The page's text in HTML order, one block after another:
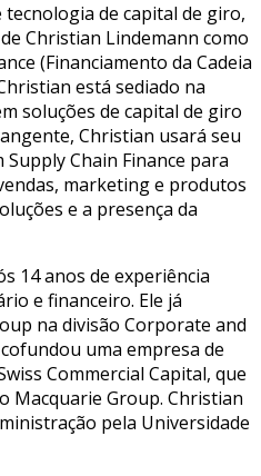
tecnologia de capital de giro,
Christian Lindemann como
(Financiamento da Cadeia
está sediado na
soluções de capital de giro
Christian usará seu
Chain Finance para
marketing e produtos
e a presença da
14 anos de experiência
e financeiro. Ele já
na divisão Corporate and
uma empresa de
Commercial Capital, que
Macquarie Group. Christian
pela Universidade